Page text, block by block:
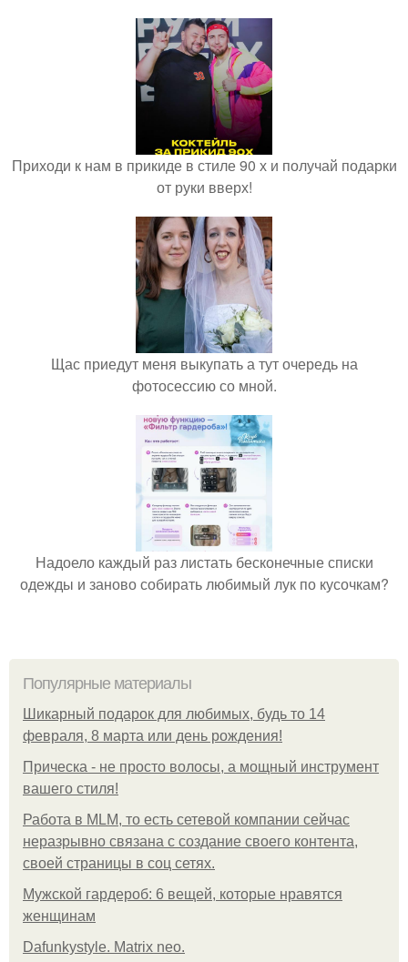
Приходи к нам в прикиде в стиле 90 х и получай подарки
от руки вверх!
Щас приедут меня выкупать а тут очередь на
фотосессию со мной.
Надоело каждый раз листать бесконечные списки
одежды и заново собирать любимый лук по кусочкам?
Популярные материалы
Шикарный подарок для любимых, будь то 14
февраля, 8 марта или день рождения!
Прическа - не просто волосы, а мощный инструмент
вашего стиля!
Работа в MLM, то есть сетевой компании сейчас
неразрывно связана с создание своего контента,
своей страницы в соц сетях.
Мужской гардероб: 6 вещей, которые нравятся
женщинам
Dafunkystyle. Matrix neo.